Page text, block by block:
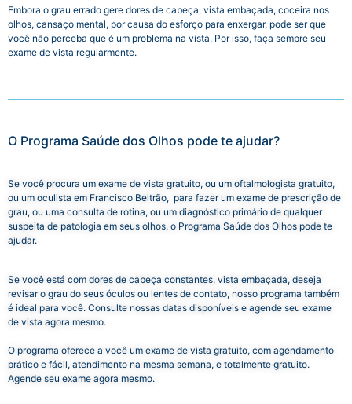
Embora o grau errado gere dores de cabeça, vista embaçada, coceira nos
olhos, cansaço mental, por causa do esforço para enxergar, pode ser que
você não perceba que é um problema na vista. Por isso, faça sempre seu
exame de vista regularmente.
O Programa Saúde dos Olhos pode te ajudar?
Se você procura um exame de vista gratuito, ou um oftalmologista gratuito,
ou um oculista em Francisco Beltrão, para fazer um exame de prescrição de
grau, ou uma consulta de rotina, ou um diagnóstico primário de qualquer
suspeita de patologia em seus olhos, o Programa Saúde dos Olhos pode te
ajudar.
Se você está com dores de cabeça constantes, vista embaçada, deseja
revisar o grau do seus óculos ou lentes de contato, nosso programa também
é ideal para você. Consulte nossas datas disponíveis e agende seu exame
de vista agora mesmo.
O programa oferece a você um exame de vista gratuito, com agendamento
prático e fácil, atendimento na mesma semana, e totalmente gratuito.
Agende seu exame agora mesmo.